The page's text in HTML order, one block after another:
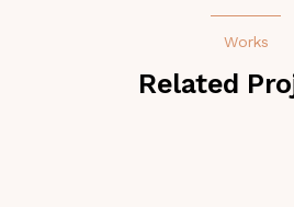
Works
Related